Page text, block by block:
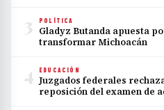
3 POLÍTICA
Gladyz Butanda apuesta
transformar Michoacán
4 EDUCACIÓN
Juzgados federales
reposición del examen de